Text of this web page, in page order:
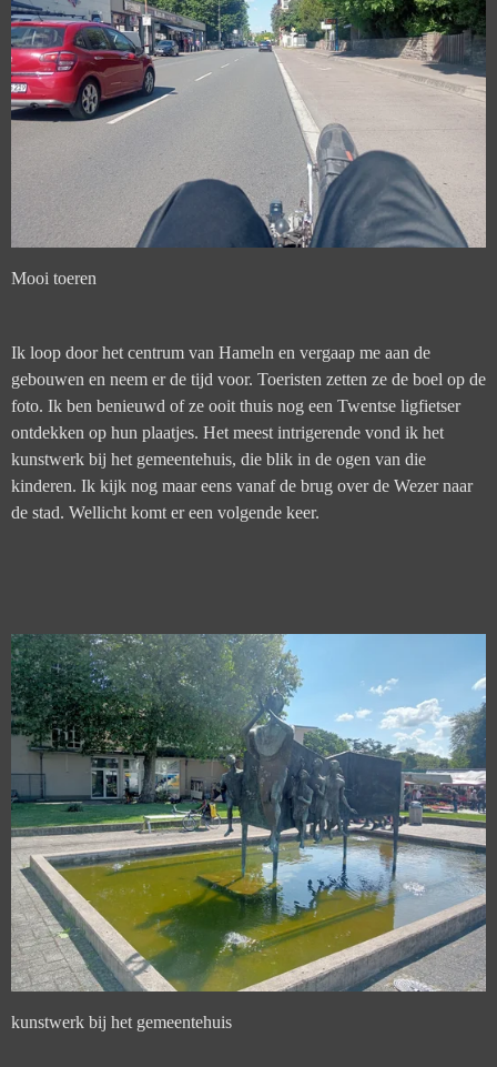
Mooi toeren
Ik loop door het centrum van Hameln en vergaap me aan de
gebouwen en neem er de tijd voor. Toeristen zetten ze de boel op de
foto. Ik ben benieuwd of ze ooit thuis nog een Twentse ligfietser
ontdekken op hun plaatjes. Het meest intrigerende vond ik het
kunstwerk bij het gemeentehuis, die blik in de ogen van die
kinderen. Ik kijk nog maar eens vanaf de brug over de Wezer naar
de stad. Wellicht komt er een volgende keer.
kunstwerk bij het gemeentehuis